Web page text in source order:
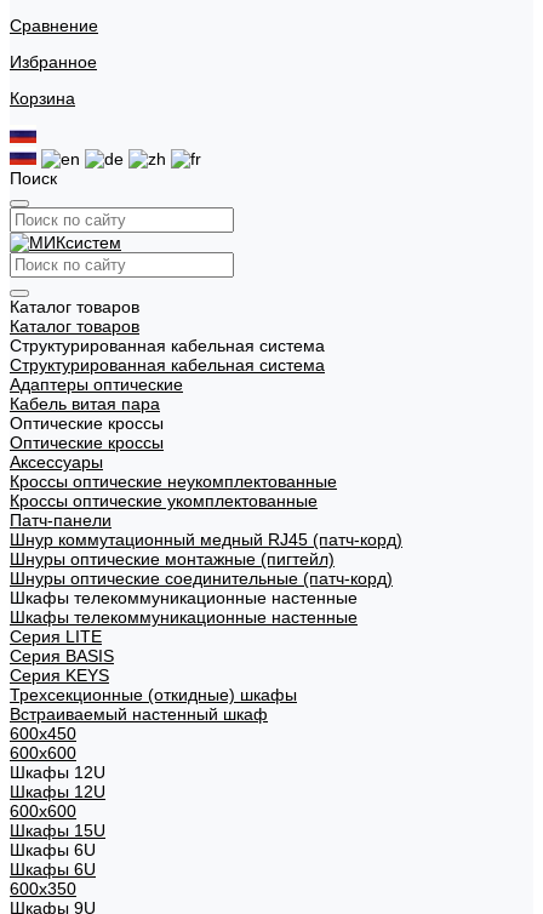
Сравнение
Избранное
Корзина
Поиск
Каталог товаров
Каталог товаров
Структурированная кабельная система
Структурированная кабельная система
Адаптеры оптические
Кабель витая пара
Оптические кроссы
Оптические кроссы
Аксессуары
Кроссы оптические неукомплектованные
Кроссы оптические укомплектованные
Патч-панели
Шнур коммутационный медный RJ45 (патч-корд)
Шнуры оптические монтажные (пигтейл)
Шнуры оптические соединительные (патч-корд)
Шкафы телекоммуникационные настенные
Шкафы телекоммуникационные настенные
Cерия LITE
Cерия BASIS
Cерия KEYS
Трехсекционные (откидные) шкафы
Встраиваемый настенный шкаф
600x450
600x600
Шкафы 12U
Шкафы 12U
600x600
Шкафы 15U
Шкафы 6U
Шкафы 6U
600x350
Шкафы 9U